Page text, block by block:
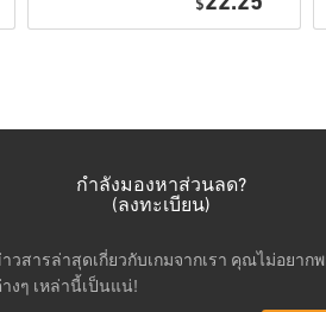
$
กำลังมองหาส่วนลด?
(ลงทะเบียน)
วสารล่าสุดเกี่ยวกับเกมจากเรา คุณไม่อยาก
งๆ เหล่านี้เป็นแน่!